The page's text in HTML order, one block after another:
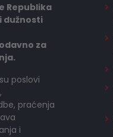
Republika
dužnosti
za
poslovi
praćenja
i